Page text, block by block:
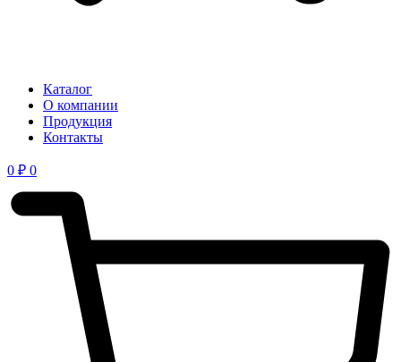
Каталог
О компании
Продукция
Контакты
0 ₽ 0